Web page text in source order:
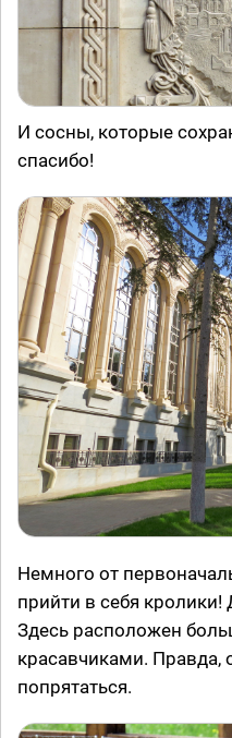
И сосны, которые
спасибо!
Немного от
прийти в себя кролики!
Здесь расположен
красавчиками. Правда,
попрятаться.